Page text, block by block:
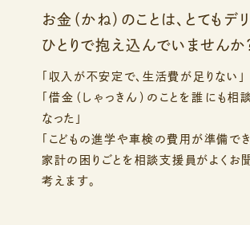
お金（かね）のことは、とてもデ
ひとりで抱え込んでいませんか
「収入が不安定で、生活費が足りない」
「借金（しゃっきん）のことを誰にも相
なった」
「こどもの進学や車検の費用が準備でき
家計の困りごとを相談支援員がよくお
考えます。